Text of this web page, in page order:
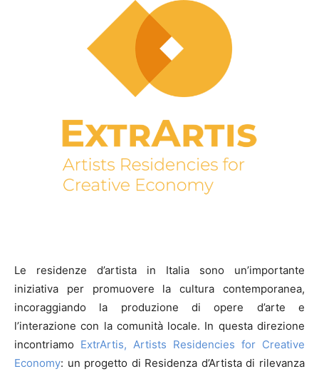
Le residenze d’artista in Italia sono un’importante
iniziativa per promuovere la cultura contemporanea,
incoraggiando la produzione di opere d’arte e
l’interazione con la comunità locale. In questa direzione
incontriamo ExtrArtis, Artists Residencies for Creative
Economy: un progetto di Residenza d’Artista di rilevanza